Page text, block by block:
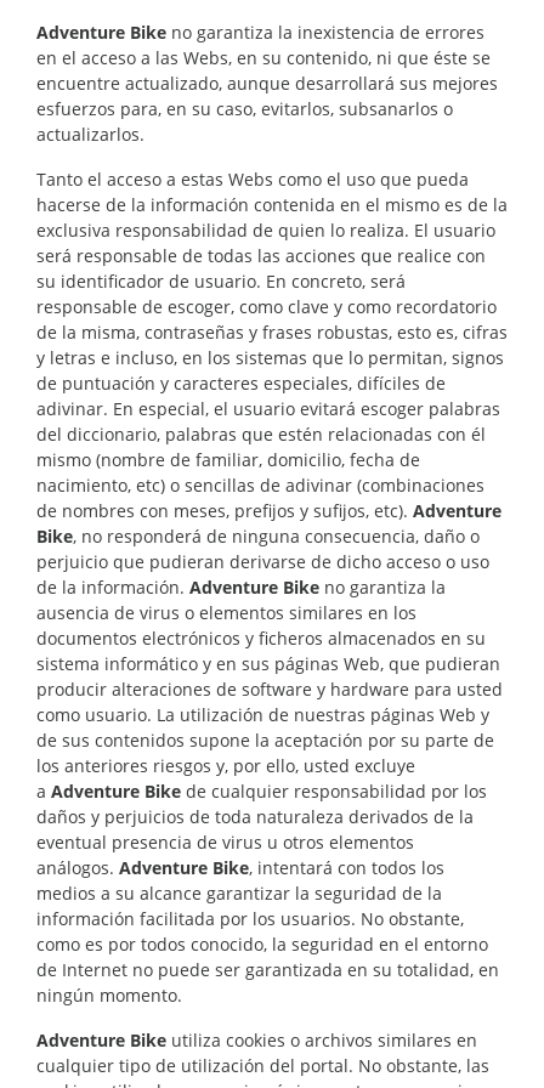
Adventure Bike no garantiza la inexistencia de errores
en el acceso a las Webs, en su contenido, ni que éste se
encuentre actualizado, aunque desarrollará sus mejores
esfuerzos para, en su caso, evitarlos, subsanarlos o
actualizarlos.
Tanto el acceso a estas Webs como el uso que pueda
hacerse de la información contenida en el mismo es de la
exclusiva responsabilidad de quien lo realiza. El usuario
será responsable de todas las acciones que realice con
su identificador de usuario. En concreto, será
responsable de escoger, como clave y como recordatorio
de la misma, contraseñas y frases robustas, esto es, cifras
y letras e incluso, en los sistemas que lo permitan, signos
de puntuación y caracteres especiales, difíciles de
adivinar. En especial, el usuario evitará escoger palabras
del diccionario, palabras que estén relacionadas con él
mismo (nombre de familiar, domicilio, fecha de
nacimiento, etc) o sencillas de adivinar (combinaciones
de nombres con meses, prefijos y sufijos, etc). Adventure
Bike, no responderá de ninguna consecuencia, daño o
perjuicio que pudieran derivarse de dicho acceso o uso
de la información. Adventure Bike no garantiza la
ausencia de virus o elementos similares en los
documentos electrónicos y ficheros almacenados en su
sistema informático y en sus páginas Web, que pudieran
producir alteraciones de software y hardware para usted
como usuario. La utilización de nuestras páginas Web y
de sus contenidos supone la aceptación por su parte de
los anteriores riesgos y, por ello, usted excluye
a Adventure Bike de cualquier responsabilidad por los
daños y perjuicios de toda naturaleza derivados de la
eventual presencia de virus u otros elementos
análogos. Adventure Bike, intentará con todos los
medios a su alcance garantizar la seguridad de la
información facilitada por los usuarios. No obstante,
como es por todos conocido, la seguridad en el entorno
de Internet no puede ser garantizada en su totalidad, en
ningún momento.
Adventure Bike utiliza cookies o archivos similares en
cualquier tipo de utilización del portal. No obstante, las